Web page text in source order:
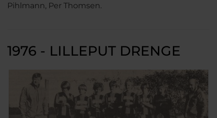
Pihlmann, Per Thomsen.
1976 - LILLEPUT DRENGE